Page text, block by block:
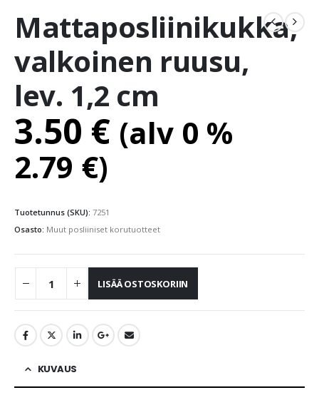
Mattaposliinikukka,
valkoinen ruusu,
lev. 1,2 cm
3.50 € (alv 0 %
2.79 €)
Tuotetunnus (SKU): 7251
Osasto: Muut posliiniset korutuotteet
LISÄÄ OSTOSKORIIN
KUVAUS